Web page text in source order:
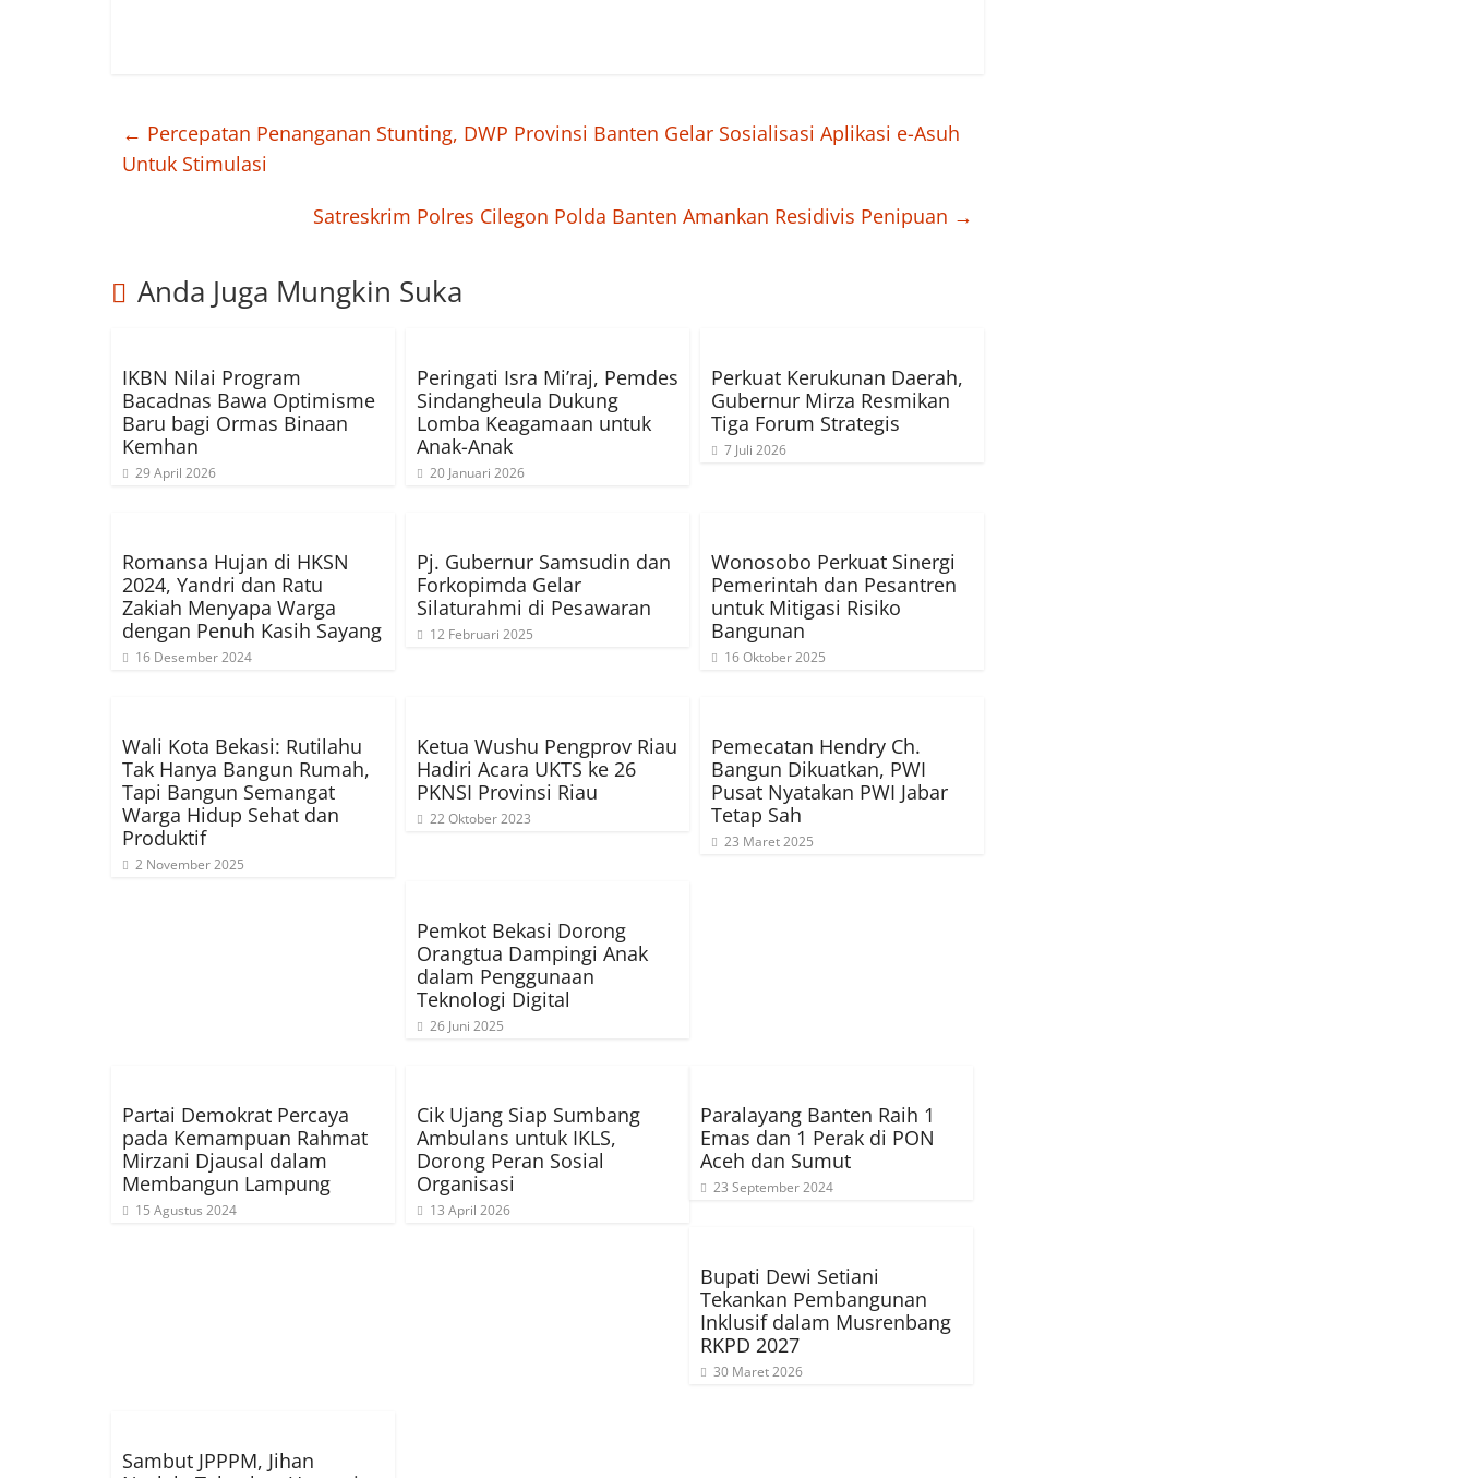
← Percepatan Penanganan Stunting, DWP Provinsi Banten Gelar Sosialisasi Aplikasi e-Asuh
Untuk Stimulasi
Satreskrim Polres Cilegon Polda Banten Amankan Residivis Penipuan →
Anda Juga Mungkin Suka
IKBN Nilai Program
Bacadnas Bawa Optimisme
Baru bagi Ormas Binaan
Kemhan
29 April 2026
Peringati Isra Mi’raj, Pemdes
Sindangheula Dukung
Lomba Keagamaan untuk
Anak-Anak
20 Januari 2026
Perkuat Kerukunan Daerah,
Gubernur Mirza Resmikan
Tiga Forum Strategis
7 Juli 2026
Romansa Hujan di HKSN
2024, Yandri dan Ratu
Zakiah Menyapa Warga
dengan Penuh Kasih Sayang
16 Desember 2024
Pj. Gubernur Samsudin dan
Forkopimda Gelar
Silaturahmi di Pesawaran
12 Februari 2025
Wonosobo Perkuat Sinergi
Pemerintah dan Pesantren
untuk Mitigasi Risiko
Bangunan
16 Oktober 2025
Wali Kota Bekasi: Rutilahu
Tak Hanya Bangun Rumah,
Tapi Bangun Semangat
Warga Hidup Sehat dan
Produktif
2 November 2025
Ketua Wushu Pengprov Riau
Hadiri Acara UKTS ke 26
PKNSI Provinsi Riau
22 Oktober 2023
Pemecatan Hendry Ch.
Bangun Dikuatkan, PWI
Pusat Nyatakan PWI Jabar
Tetap Sah
23 Maret 2025
Pemkot Bekasi Dorong
Orangtua Dampingi Anak
dalam Penggunaan
Teknologi Digital
26 Juni 2025
Partai Demokrat Percaya
pada Kemampuan Rahmat
Mirzani Djausal dalam
Membangun Lampung
15 Agustus 2024
Cik Ujang Siap Sumbang
Ambulans untuk IKLS,
Dorong Peran Sosial
Organisasi
13 April 2026
Paralayang Banten Raih 1
Emas dan 1 Perak di PON
Aceh dan Sumut
23 September 2024
Bupati Dewi Setiani
Tekankan Pembangunan
Inklusif dalam Musrenbang
RKPD 2027
30 Maret 2026
Sambut JPPPM, Jihan